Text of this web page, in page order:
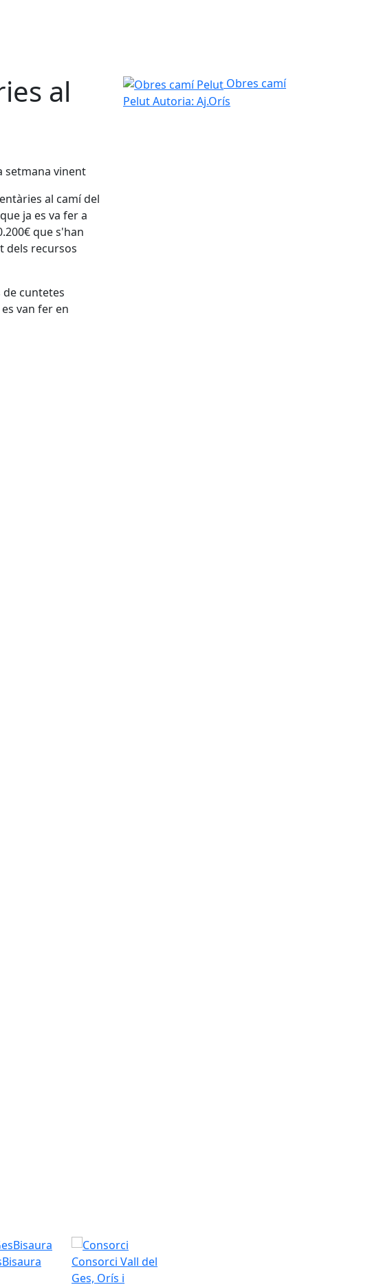
al
setmana vinent
al camí del
ja es va fer a
que s'han
dels recursos
cuntetes
van fer en
Obres camí Pelut
Obres camí
PelutAutoria: Aj.Orís
Consorci Vall del
Ges, Orís i